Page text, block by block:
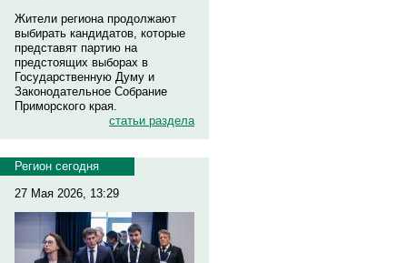
Жители региона продолжают
выбирать кандидатов, которые
представят партию на
предстоящих выборах в
Государственную Думу и
Законодательное Собрание
Приморского края.
статьи раздела
Регион сегодня
27 Мая 2026, 13:29